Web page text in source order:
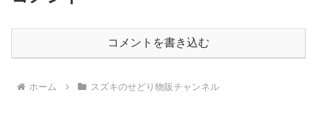
コメントを書き込む
ホーム スズキのせどり物販チャンネル